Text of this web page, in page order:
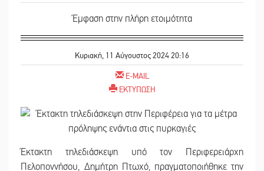
Έμφαση στην πλήρη ετοιμότητα
Κυριακή, 11 Αύγουστος 2024 20:16
E-MAIL
ΕΚΤΥΠΩΣΗ
Έκτακτη τηλεδιάσκεψη υπό τον Περιφερειάρχη
Πελοποννήσου, Δημήτρη Πτωχό, πραγματοποιήθηκε την